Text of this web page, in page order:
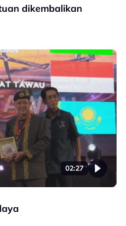
dikembalikan
02:27